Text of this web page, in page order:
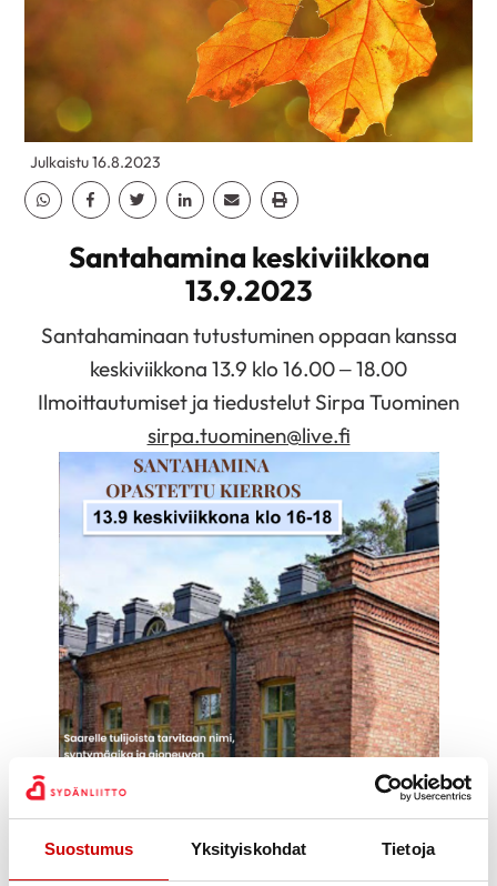
Suostumus Yksityiskohdat Tietoja
Julkaistu 16.8.2023
Jaa Whatsapp
Jaa Facebook
Jaa TwitterJaa Linkedin
Jaa EmailJaa Print
Santahamina keskiviikkona
13.9.2023
Santahaminaan tutustuminen oppaan kanssa
keskiviikkona 13.9 klo 16.00 – 18.00
Ilmoittautumiset ja tiedustelut Sirpa Tuominen
sirpa.tuominen@live.fi